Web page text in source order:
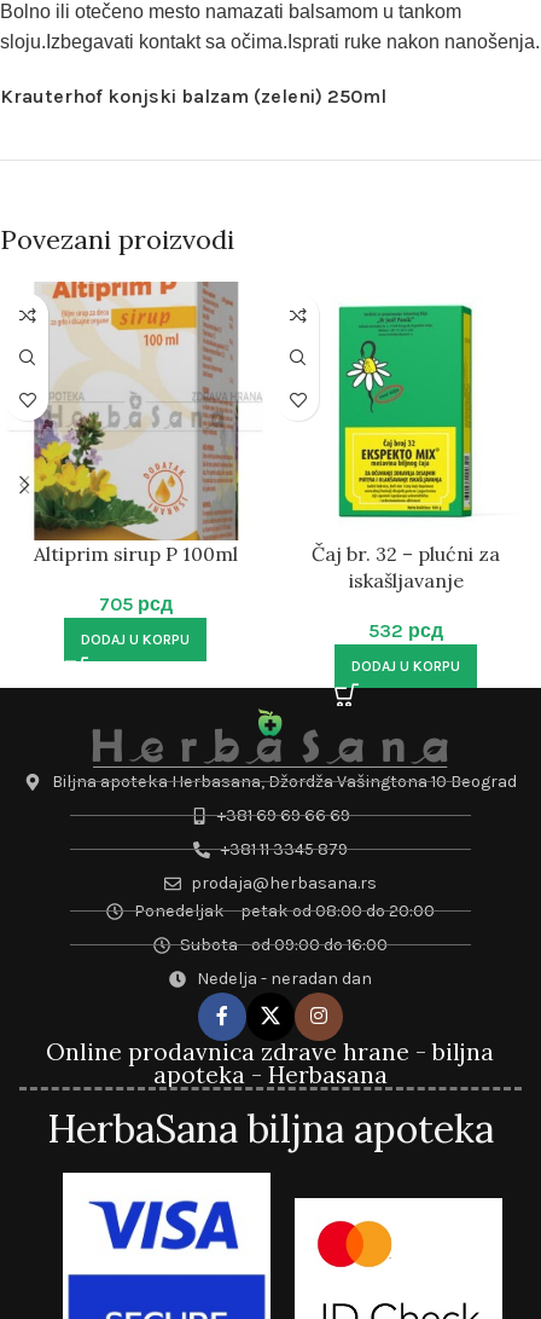
Bolno ili otečeno mesto namazati balsamom u tankom
sloju.Izbegavati kontakt sa očima.Isprati ruke nakon nanošenja.
Krauterhof konjski balzam (zeleni) 250ml
Povezani proizvodi
Altiprim sirup P 100ml
705 рсд
DODAJ U KORPU
Čaj br. 32 – plućni za
iskašljavanje
532 рсд
DODAJ U KORPU
Biljna apoteka Herbasana, Džordža Vašingtona 10 Beograd
+381 69 69 66 69
+381 11 3345 879
prodaja@herbasana.rs
Ponedeljak – petak od 08:00 do 20:00
Subota - od 09:00 do 16:00
Nedelja - neradan dan
Online prodavnica zdrave hrane - biljna
apoteka - Herbasana
HerbaSana biljna apoteka